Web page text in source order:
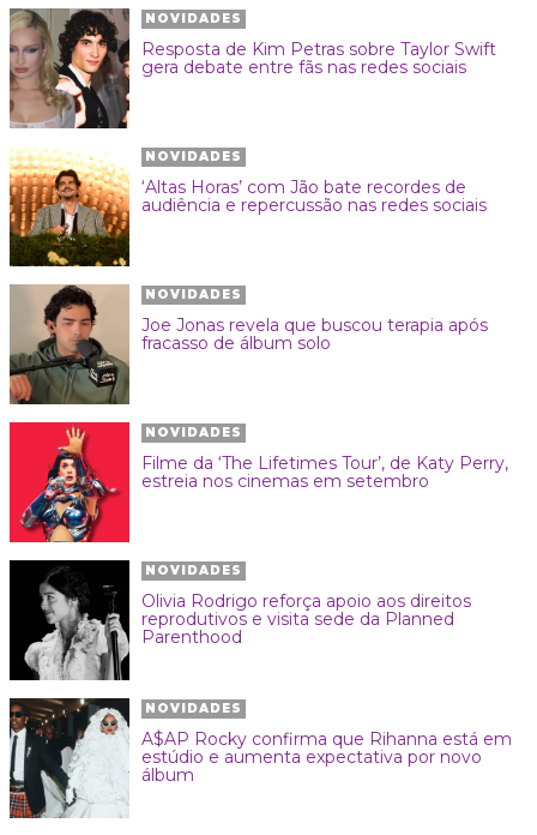
NOVIDADES
Resposta de Kim Petras sobre Taylor Swift
gera debate entre fãs nas redes sociais
NOVIDADES
‘Altas Horas’ com Jão bate recordes de
audiência e repercussão nas redes sociais
NOVIDADES
Joe Jonas revela que buscou terapia após
fracasso de álbum solo
NOVIDADES
Filme da ‘The Lifetimes Tour’, de Katy Perry,
estreia nos cinemas em setembro
NOVIDADES
Olivia Rodrigo reforça apoio aos direitos
reprodutivos e visita sede da Planned
Parenthood
NOVIDADES
A$AP Rocky confirma que Rihanna está em
estúdio e aumenta expectativa por novo
álbum